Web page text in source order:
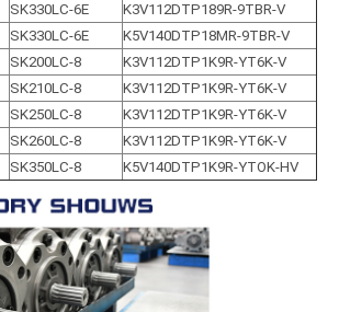
SK330LC-6E
K3V112DTP189R-9TBR-V
SK330LC-6E
K5V140DTP18MR-9TBR-V
SK200LC-8
K3V112DTP1K9R-YT6K-V
SK210LC-8
K3V112DTP1K9R-YT6K-V
SK250LC-8
K3V112DTP1K9R-YT6K-V
SK260LC-8
K3V112DTP1K9R-YT6K-V
SK350LC-8 K5V140DTP1K9R-YTOK-HV